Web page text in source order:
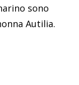
sono
Autilia.